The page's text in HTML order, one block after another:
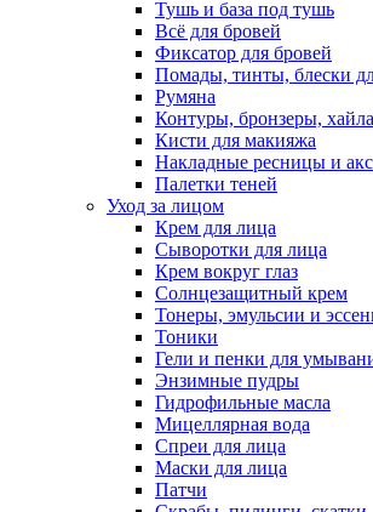
Тушь и база под тушь
Всё для бровей
Фиксатор для бровей
Помады, тинты, блески
Румяна
Контуры, бронзеры,
Кисти для макияжа
Накладные ресницы и
Палетки теней
Уход за лицом
Крем для лица
Сыворотки для лица
Крем вокруг глаз
Солнцезащитный крем
Тонеры, эмульсии и
Тоники
Гели и пенки для
Энзимные пудры
Гидрофильные масла
Мицеллярная вода
Спреи для лица
Маски для лица
Патчи